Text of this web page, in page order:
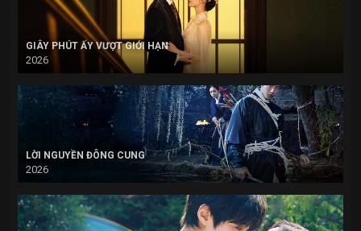
GIÂY PHÚT ẤY VƯỢT GIỚI HẠN
2026
LỜI NGUYỀN ĐÔNG CUNG
2026